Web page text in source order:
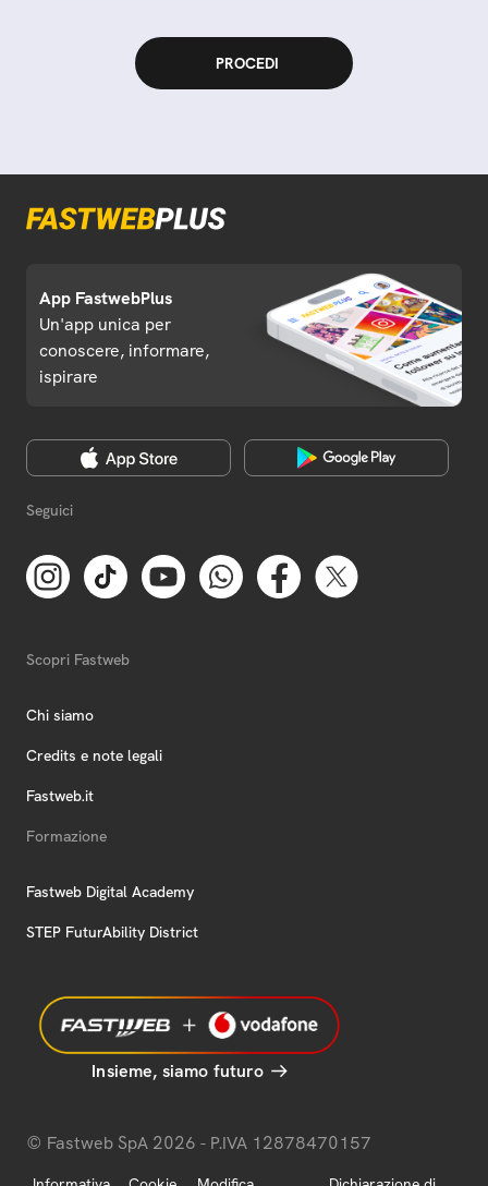
App FastwebPlus
Un'app unica per
conoscere, informare,
ispirare
Seguici
Scopri Fastweb
Chi siamo
Credits e note legali
Fastweb.it
Formazione
Fastweb Digital Academy
STEP FuturAbility District
Insieme, siamo futuro
© Fastweb SpA 2026 - P.IVA 12878470157